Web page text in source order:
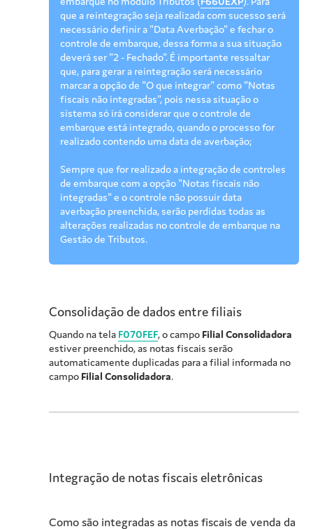
que a reintegração seja realizada com sucesso será
necessário definir a "Data Averbação" e fechar o
controle de embarque, dessa forma a sua situação
deverá ser "2 - Fechado". É importante ressaltar
que, para gerar a reintegração será necessário
marcar a opção de "O que integrar" como "Notas
fiscais não integradas", pois nessa situação o
sistema só irá considerar que o controle de
embarque está integrado, quando o processo for
realizado contendo uma data de averbação;
Sempre que for realizado a integração de controles
de embarque com a opção "Notas fiscais não
integradas" e o controle não possuir data
averbação preenchida, serão perdidas todas as
alterações realizadas no controle de embarque na
Gestão de Tributos.
Consolidação de dados entre filiais
Quando na tela F070FEF, o campo Filial Consolidadora
estiver preenchido, as notas fiscais serão
automaticamente duplicadas para a filial informada no
campo Filial Consolidadora.
Integração de notas fiscais eletrônicas
Como são integradas as notas fiscais de venda da